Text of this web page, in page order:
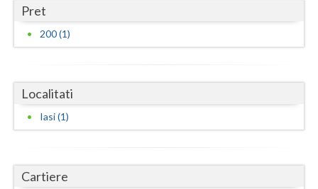
Dambovita
Dolj
Giurgiu
Gorj
Hunedoara
Pret
200 (1)
Localitati
Iasi (1)
Cartiere